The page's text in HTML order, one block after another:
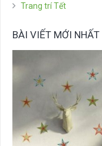
Trang trí Tết
BÀI VIẾT MỚI NHẤT